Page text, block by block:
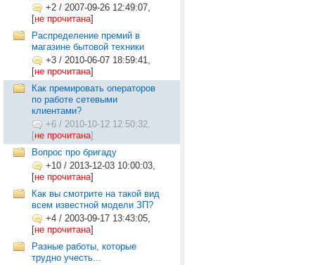
+2 / 2007-09-26 12:49:07,
[не прочитана]
Распределение премий в
магазине бытовой техники
+3 / 2010-06-07 18:59:41,
[не прочитана]
Как премировать операторов
по работе сетевыми
клиентами?
+6 / 2010-10-12 12:50:32,
[не прочитана]
Вопрос про бригаду
+10 / 2013-12-03 10:00:03,
[не прочитана]
Как вы смотрите на такой вид
всем известной модели ЗП?
+4 / 2003-09-17 13:43:05,
[не прочитана]
Разные работы, которые
трудно учесть...